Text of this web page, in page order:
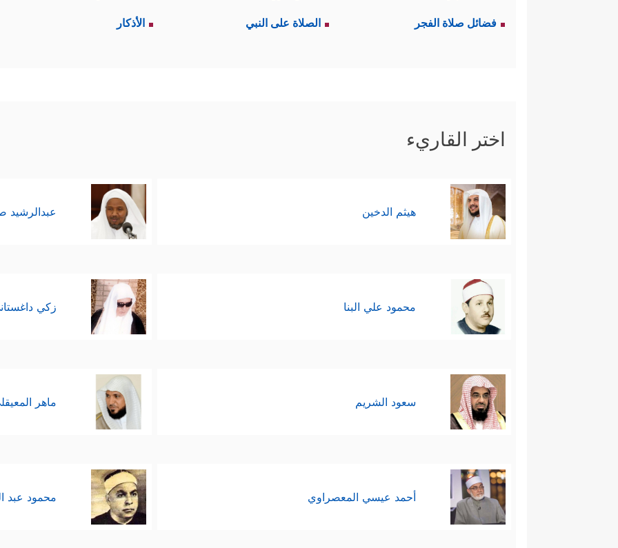
فضائل صلاة الفجر الصلاة على النبي الأذكار
اختر القاريء
هيثم الدخين عبدالرشيد
محمود علي البنا زكي
سعود الشريم ماهر
أحمد عيسي المعصراوي محمود عبد